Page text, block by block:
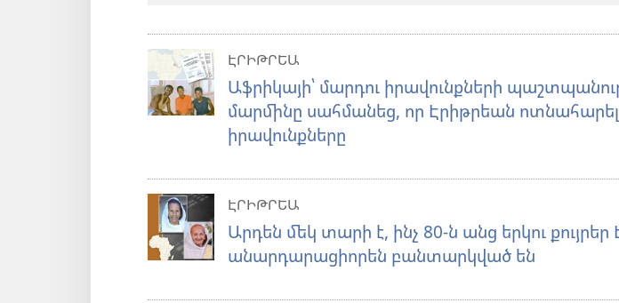
ԷՐԻԹՐԵԱ
Աֆրիկայի՝ մարդու իրավունքների
մարմինը սահմանեց, որ Էրիթրեան ոտնահարել
իրավունքները
ԷՐԻԹՐԵԱ
Արդեն մեկ տարի է, ինչ 80-ն անց երկու քույրեր
անարդարացիորեն բանտարկված են